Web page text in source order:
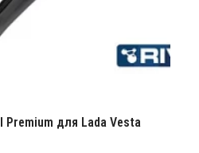
для Lada Vesta